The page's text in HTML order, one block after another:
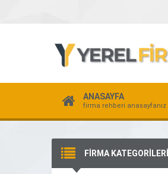
ANASAYFA
firma rehberi anasayfanız
FİRMA KATEGORİLERİ